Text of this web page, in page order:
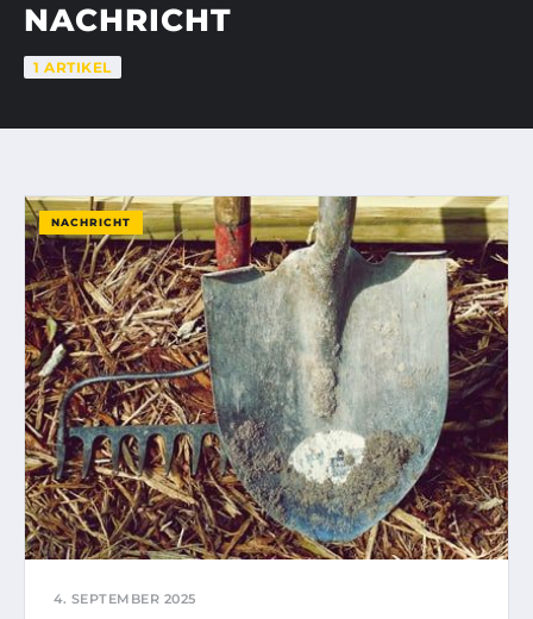
NACHRICHT
1 ARTIKEL
NACHRICHT
4. SEPTEMBER 2025